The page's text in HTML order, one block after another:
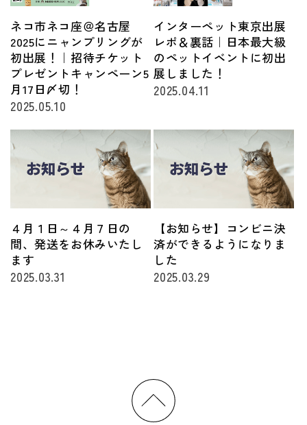
ネコ市ネコ座＠名古屋
2025にニャンプリングが
初出展！｜招待チケット
プレゼントキャンペーン5
月17日〆切！
2025.05.10
インターペット東京出展
レポ＆裏話｜日本最大級
のペットイベントに初出
展しました！
2025.04.11
４月１日～４月７日の
間、発送をお休みいたし
ます
2025.03.31
【お知らせ】コンビニ決
済ができるようになりま
した
2025.03.29